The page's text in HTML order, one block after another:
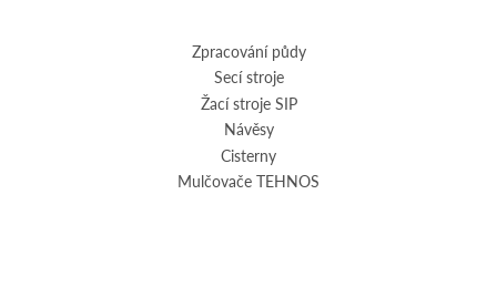
Zpracování půdy
Secí stroje
Žací stroje SIP
Návěsy
Cisterny
Mulčovače TEHNOS